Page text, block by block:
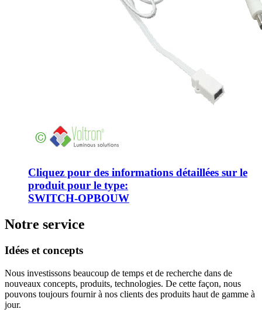
Cliquez pour des informations détaillées sur le
produit pour le type:
SWITCH-OPBOUW
Notre service
Idées et concepts
Nous investissons beaucoup de temps et de recherche dans de
nouveaux concepts, produits, technologies. De cette façon, nous
pouvons toujours fournir à nos clients des produits haut de gamme à
jour.